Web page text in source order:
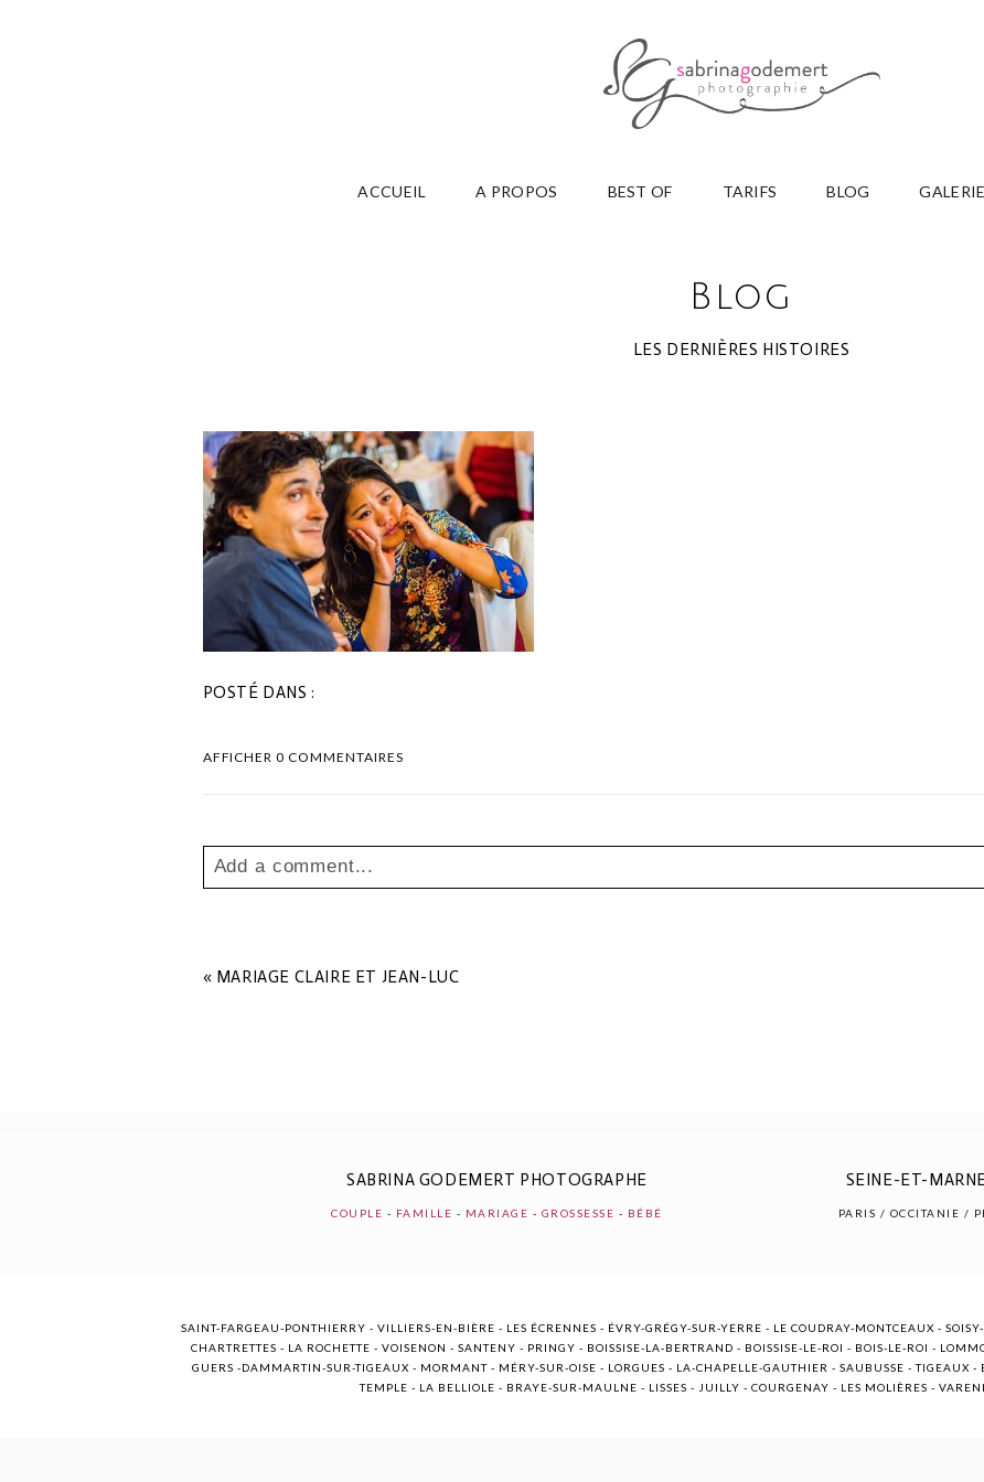
ACCUEIL A PROPOS BEST OF TARIFS BLOG
Blog
LES DERNIÈRES HISTOIRES
POSTÉ DANS :
AFFICHER0 COMMENTAIRES
Add a comment...
« MARIAGE CLAIRE ET JEAN-LUC
SABRINA GODEMERT PHOTOGRAPHE
COUPLE - FAMILLE - MARIAGE - GROSSESSE - BÉBÉ
SEINE-ET-
PARIS / OCCITANIE /
SAINT-FARGEAU-PONTHIERRY - VILLIERS-EN-BIÈRE - LES ÉCRENNES - ÉVRY-GRÉGY-SUR-YERRE - LE COUDRAY-MONTCEAUX -
CHARTRETTES - LA ROCHETTE - VOISENON - SANTENY - PRINGY - BOISSISE-LA-BERTRAND - BOISSISE-LE-ROI - BOIS-LE-ROI -
GUERS -DAMMARTIN-SUR-TIGEAUX - MORMANT - MÉRY-SUR-OISE - LORGUES - LA-CHAPELLE-GAUTHIER - SAUBUSSE - TIGEAUX
TEMPLE - LA BELLIOLE - BRAYE-SUR-MAULNE - LISSES - JUILLY - COURGENAY - LES MOLIÈRES -